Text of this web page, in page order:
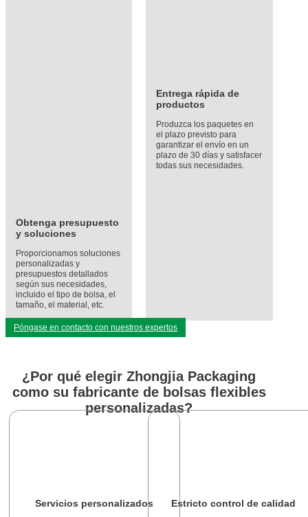
Obtenga presupuesto
y soluciones
Proporcionamos soluciones
personalizadas y
presupuestos detallados
según sus necesidades,
incluido el tipo de bolsa, el
tamaño, el material, etc.
Entrega rápida de
productos
Produzca los paquetes en
el plazo previsto para
garantizar el envío en un
plazo de 30 días y satisfacer
todas sus necesidades.
Póngase en contacto con nuestros expertos
¿Por qué elegir Zhongjia Packaging
como su fabricante de bolsas flexibles
personalizadas?
Servicios personalizados Estricto control de calidad